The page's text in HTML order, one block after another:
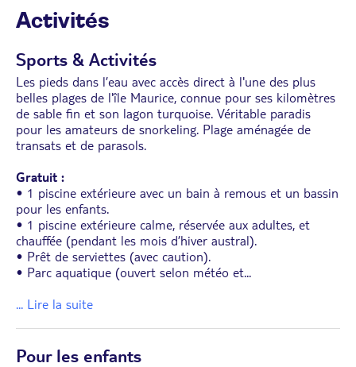
• Mini-bar (vide, boissons et snacks payants
disponibles à la boutique)
• Balcon ou terrasse aménagés avec vue sur le
jardin.
• Même configuration pour les chambres
individuelles, triples et quadruples.
• Possibilité de chambres communicantes.
Activités
Sports & Activités
Les pieds dans l’eau avec accès direct à l'une des plus
belles plages de l'île Maurice, connue pour ses kilomètres
de sable fin et son lagon turquoise. Véritable paradis
pour les amateurs de snorkeling. Plage aménagée de
transats et de parasols.
Gratuit :
• 1 piscine extérieure avec un bain à remous et un bassin
pour les enfants.
• 1 piscine extérieure calme, réservée aux adultes, et
chauffée (pendant les mois d’hiver austral).
• Prêt de serviettes (avec caution).
• Parc aquatique (ouvert selon météo et...
... Lire la suite
Pour les enfants